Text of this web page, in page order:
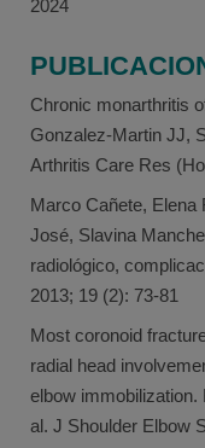
2024
Chronic monarthritis
Gonzalez-Martin JJ,
Arthritis Care Res
Marco Cañete, Elena
José, Slavina
radiológico,
2013; 19 (2): 73-81
Most coronoid
radial head
elbow
al. J Shoulder Elbow